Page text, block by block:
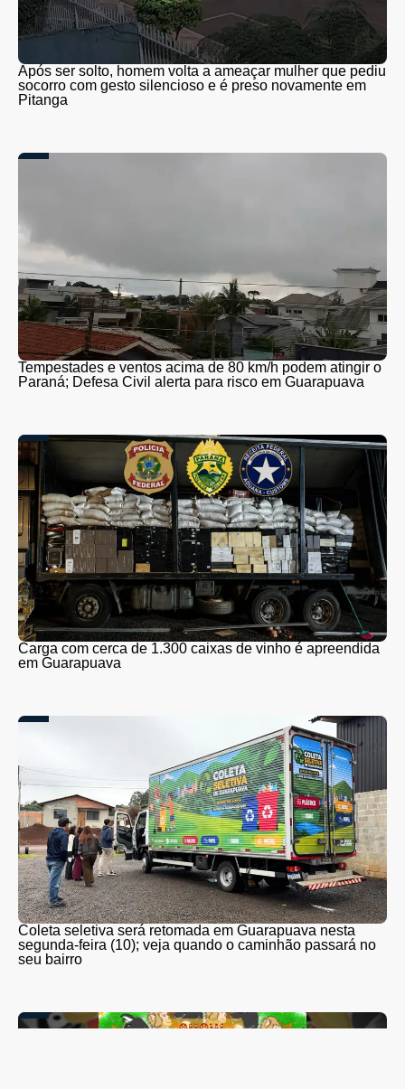
Após ser solto, homem volta a ameaçar mulher que pediu
socorro com gesto silencioso e é preso novamente em
Pitanga
Tempestades e ventos acima de 80 km/h podem atingir o
Paraná; Defesa Civil alerta para risco em Guarapuava
Carga com cerca de 1.300 caixas de vinho é apreendida
em Guarapuava
Coleta seletiva será retomada em Guarapuava nesta
segunda-feira (10); veja quando o caminhão passará no
seu bairro